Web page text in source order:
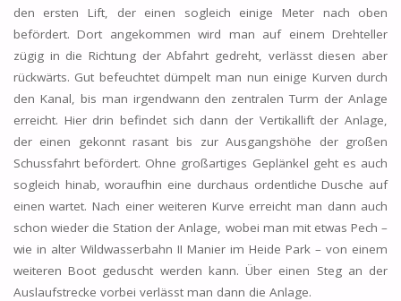
den ersten Lift, der einen sogleich einige Meter nach oben
befördert. Dort angekommen wird man auf einem Drehteller
zügig in die Richtung der Abfahrt gedreht, verlässt diesen aber
rückwärts. Gut befeuchtet dümpelt man nun einige Kurven durch
den Kanal, bis man irgendwann den zentralen Turm der Anlage
erreicht. Hier drin befindet sich dann der Vertikallift der Anlage,
der einen gekonnt rasant bis zur Ausgangshöhe der großen
Schussfahrt befördert. Ohne großartiges Geplänkel geht es auch
sogleich hinab, woraufhin eine durchaus ordentliche Dusche auf
einen wartet. Nach einer weiteren Kurve erreicht man dann auch
schon wieder die Station der Anlage, wobei man mit etwas Pech –
wie in alter Wildwasserbahn II Manier im Heide Park – von einem
weiteren Boot geduscht werden kann. Über einen Steg an der
Auslaufstrecke vorbei verlässt man dann die Anlage.